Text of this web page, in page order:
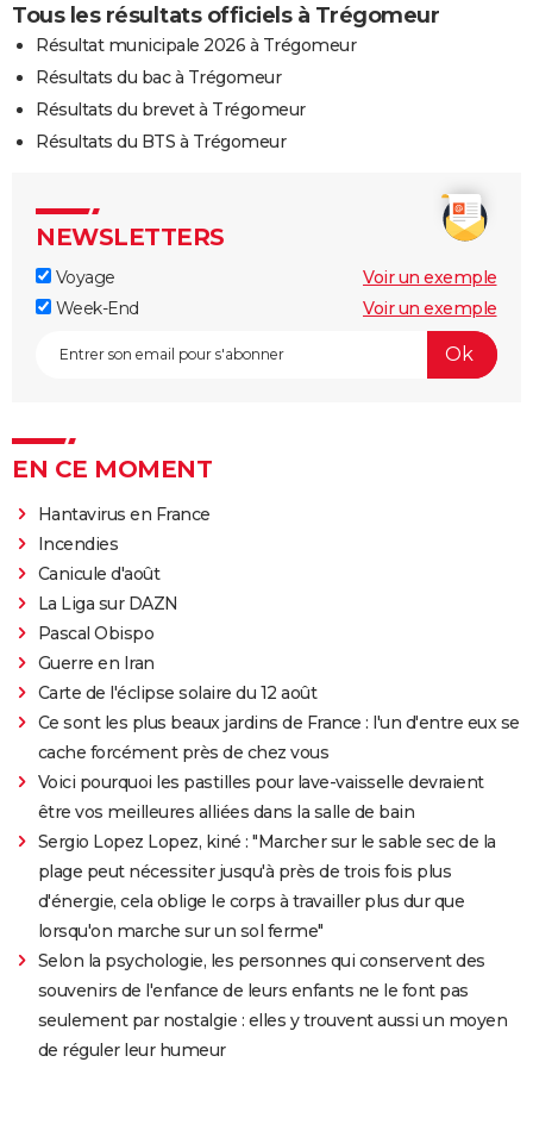
Tous les résultats officiels à Trégomeur
Résultat municipale 2026 à Trégomeur
Résultats du bac à Trégomeur
Résultats du brevet à Trégomeur
Résultats du BTS à Trégomeur
NEWSLETTERS
Voyage
Voir un exemple
Week-End
Voir un exemple
EN CE MOMENT
Hantavirus en France
Incendies
Canicule d'août
La Liga sur DAZN
Pascal Obispo
Guerre en Iran
Carte de l'éclipse solaire du 12 août
Ce sont les plus beaux jardins de France : l'un d'entre eux se
cache forcément près de chez vous
Voici pourquoi les pastilles pour lave-vaisselle devraient
être vos meilleures alliées dans la salle de bain
Sergio Lopez Lopez, kiné : "Marcher sur le sable sec de la
plage peut nécessiter jusqu'à près de trois fois plus
d'énergie, cela oblige le corps à travailler plus dur que
lorsqu'on marche sur un sol ferme"
Selon la psychologie, les personnes qui conservent des
souvenirs de l'enfance de leurs enfants ne le font pas
seulement par nostalgie : elles y trouvent aussi un moyen
de réguler leur humeur